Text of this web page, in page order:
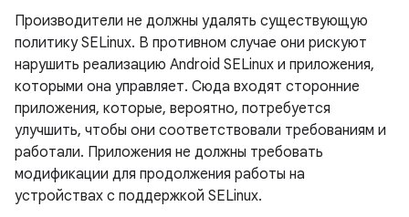
Производители не должны удалять существующую
политику SELinux. В противном случае они рискуют
нарушить реализацию Android SELinux и приложения,
которыми она управляет. Сюда входят сторонние
приложения, которые, вероятно, потребуется
улучшить, чтобы они соответствовали требованиям и
работали. Приложения не должны требовать
модификации для продолжения работы на
устройствах с поддержкой SELinux.